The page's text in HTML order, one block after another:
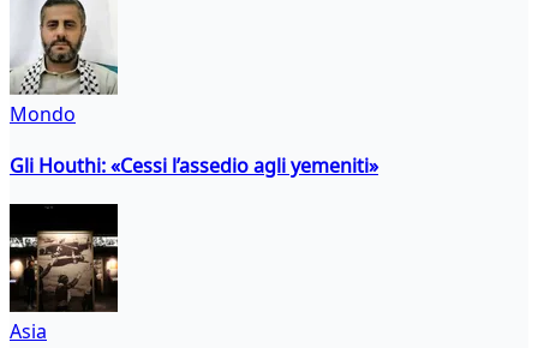
Mondo
Gli Houthi: «Cessi l’assedio agli yemeniti»
Asia